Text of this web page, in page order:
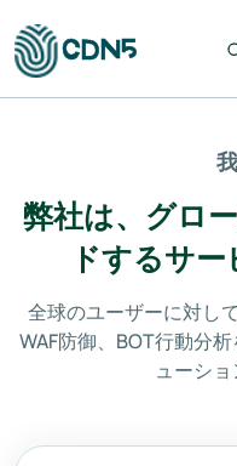
弊社は、グロ
ドするサ
全球のユーザーに対し
WAF防御、BOT行動分
ューショ